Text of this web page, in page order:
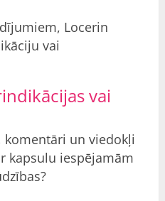
Locerin
vai
vai
komentāri un viedokļi
kapsulu iespējamām
?